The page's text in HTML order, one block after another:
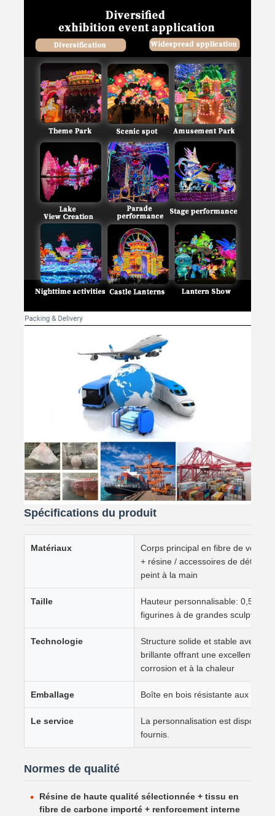
Spécifications du produit
Matériaux
Corps principal en fibre de verre
+ résine / accessoires de détail
peint à la main
Taille
Hauteur personnalisable: 0,5
figurines à de grandes sculptures
Technologie
Structure solide et stable avec
brillante offrant une excellente
corrosion et à la chaleur
Emballage Boîte en bois résistante aux
Le service
La personnalisation est
fournis.
Normes de qualité
Résine de haute qualité sélectionnée + tissu en
fibre de carbone importé + renforcement interne